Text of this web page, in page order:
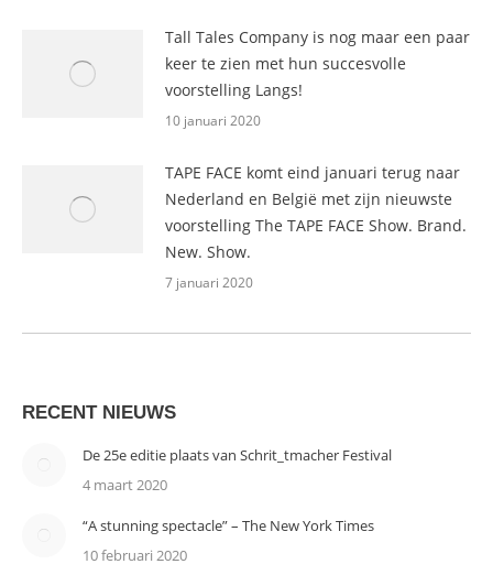
Tall Tales Company is nog maar een paar
keer te zien met hun succesvolle
voorstelling Langs!
10 januari 2020
TAPE FACE komt eind januari terug naar
Nederland en België met zijn nieuwste
voorstelling The TAPE FACE Show. Brand.
New. Show.
7 januari 2020
RECENT NIEUWS
De 25e editie plaats van Schrit_tmacher Festival
4 maart 2020
“A stunning spectacle” – The New York Times
10 februari 2020